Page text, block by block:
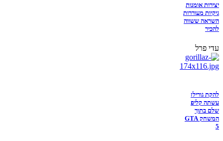
יצירות אומנות
גיקיות מעוררות
השראה ששווה
להכיר
עדי פרל
להקת גורילז
עשתה קליפ
שלם בתוך
המשחק GTA
5